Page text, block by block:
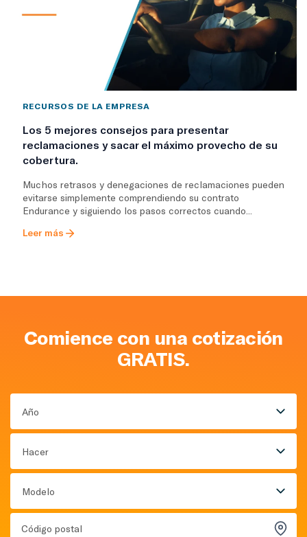
RECURSOS DE LA EMPRESA
Los 5 mejores consejos para presentar
reclamaciones y sacar el máximo provecho de su
cobertura.
Muchos retrasos y denegaciones de reclamaciones pueden
evitarse simplemente comprendiendo su contrato
Endurance y siguiendo los pasos correctos cuando...
Leer más
Comience con una cotización
GRATIS.
Año
Hacer
Modelo